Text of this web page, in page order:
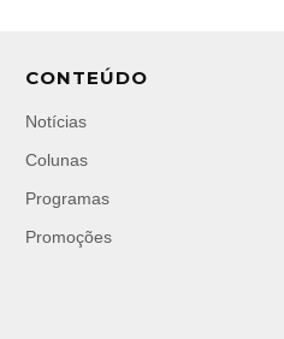
CONTEÚDO
Notícias
Colunas
Programas
Promoções